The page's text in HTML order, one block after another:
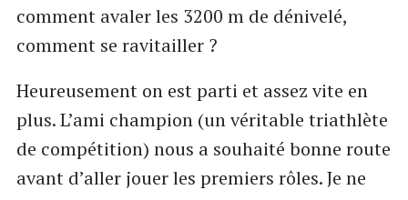
comment avaler les 3200 m de dénivelé,
comment se ravitailler ?
Heureusement on est parti et assez vite en
plus. L’ami champion (un véritable triathlète
de compétition) nous a souhaité bonne route
avant d’aller jouer les premiers rôles. Je ne